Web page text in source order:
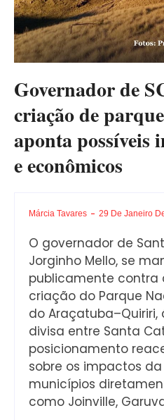
Governador de
criação de
aponta possíveis
e econômicos
Márcia Tavares 29 De Janeiro
O governador de
Jorginho Mello, se
publicamente contra
criação do Parque
do
divisa entre Santa
posicionamento
sobre os impactos
municípios
como Joinville,